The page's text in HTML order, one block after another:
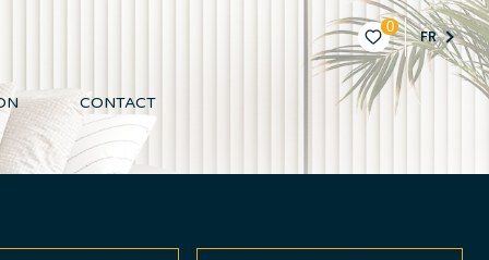
0
FR
CONTACT